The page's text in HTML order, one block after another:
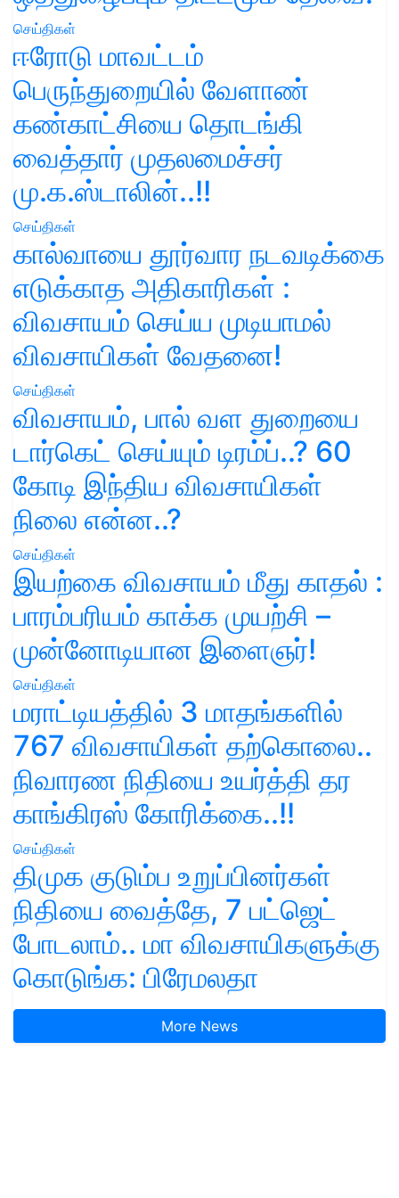
செய்திகள்
ஈரோடு மாவட்டம்
பெருந்துறையில் வேளாண்
கண்காட்சியை தொடங்கி
வைத்தார் முதலமைச்சர்
மு.க.ஸ்டாலின்..!!
செய்திகள்
கால்வாயை தூர்வார நடவடிக்கை
எடுக்காத அதிகாரிகள் :
விவசாயம் செய்ய முடியாமல்
விவசாயிகள் வேதனை!
செய்திகள்
விவசாயம், பால் வள துறையை
டார்கெட் செய்யும் டிரம்ப்..? 60
கோடி இந்திய விவசாயிகள்
நிலை என்ன..?
செய்திகள்
இயற்கை விவசாயம் மீது காதல் :
பாரம்பரியம் காக்க முயற்சி –
முன்னோடியான இளைஞர்!
செய்திகள்
மராட்டியத்தில் 3 மாதங்களில்
767 விவசாயிகள் தற்கொலை..
நிவாரண நிதியை உயர்த்தி தர
காங்கிரஸ் கோரிக்கை..!!
செய்திகள்
திமுக குடும்ப உறுப்பினர்கள்
நிதியை வைத்தே, 7 பட்ஜெட்
போடலாம்.. மா விவசாயிகளுக்கு
கொடுங்க: பிரேமலதா
More News